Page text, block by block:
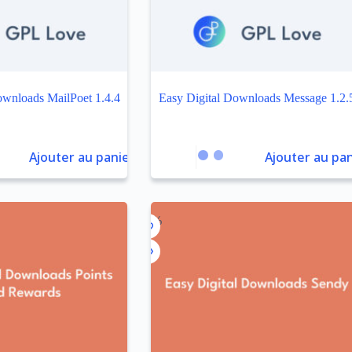
MailPoet 1.4.4
Ajouter au panier
Easy Digital Downloads Message
Ajouter au
-92%